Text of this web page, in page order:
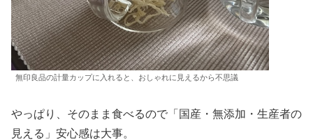
無印良品の計量カップに入れると、おしゃれに見えるから不思議
やっぱり、そのまま食べるので「国産・無添加・生産者の
見える」安心感は大事。